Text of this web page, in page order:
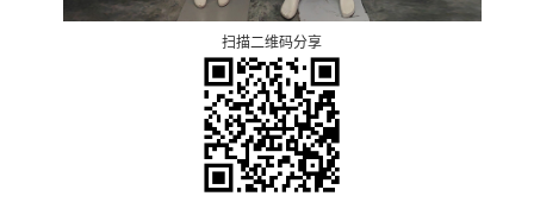
扫描二维码分享